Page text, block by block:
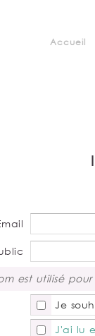
Accueil
est utilisé
Je
J'ai lu